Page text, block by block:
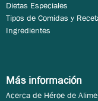
Dietas Especiales
Tipos de Comidas y
Ingredientes
Más información
Acerca de Héroe de